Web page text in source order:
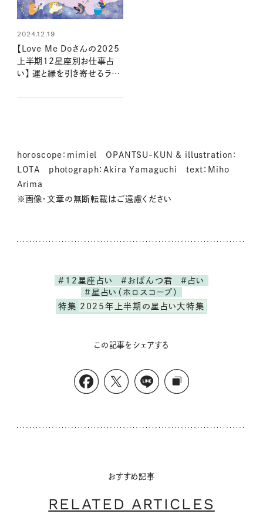
2024.12.19
【Love Me Doさんの2025
上半期12星座別お仕事占
い】 運と縁を引き寄せるラブ
horoscope：mimiel OPANTSU-KUN & illustration：
LOTA photograph：Akira Yamaguchi text：Miho
Arima
※画像・文章の無断転載はご遠慮ください
#12星座占い #おぱんつ君
#占い
#星占い（ホロスコープ）
特集 2025年上半期の星占い大特集
この記事をシェアする
おすすめ記事
RELATED ARTICLES